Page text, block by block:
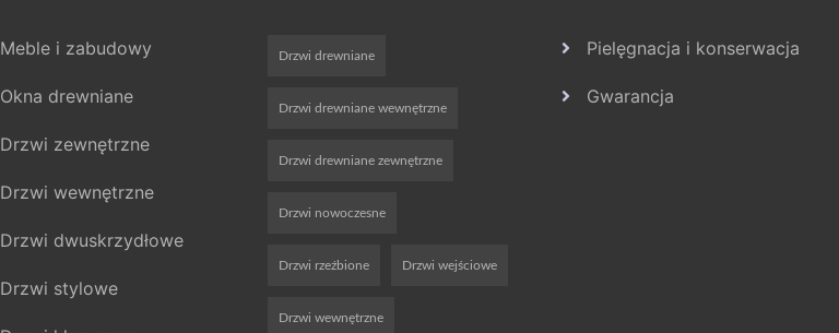
Meble i zabudowy
Okna drewniane
Drzwi zewnętrzne
Drzwi wewnętrzne
Drzwi dwuskrzydłowe
Drzwi stylowe
Drzwi drewniane
Drzwi drewniane wewnętrzne
Drzwi drewniane zewnętrzne
Drzwi nowoczesne
Drzwi rzeźbione Drzwi wejściowe
Drzwi wewnętrzne
Pielęgnacja i konserwacja
Gwarancja